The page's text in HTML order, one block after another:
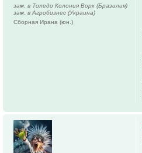
зам. в Толедо Колония Ворк (Бразилия)
зам. в Агробизнес (Украина)
Сборная Ирана (юн.)